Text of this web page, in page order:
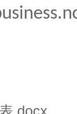
.docx